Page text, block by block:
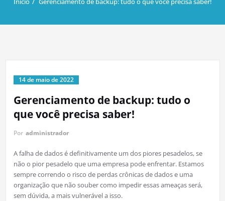
14 de maio de 2022
Gerenciamento de backup: tudo o
que você precisa saber!
Por administrador
A falha de dados é definitivamente um dos piores pesadelos, se
não o pior pesadelo que uma empresa pode enfrentar. Estamos
sempre correndo o risco de perdas crônicas de dados e uma
organização que não souber como impedir essas ameaças será,
sem dúvida, a mais vulnerável a isso.